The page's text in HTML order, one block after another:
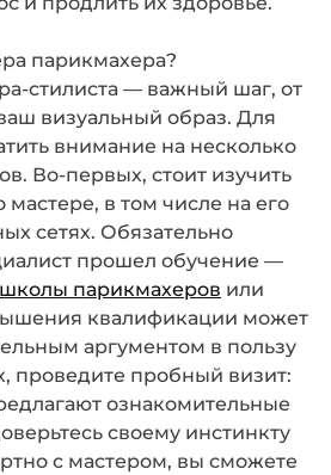
парикмахера?
стилиста — важный шаг, от
визуальный образ. Для
внимание на несколько
Во-первых, стоит изучить
в том числе на его
сетях. Обязательно
прошел обучение —
школы парикмахеров или
квалификации может
аргументом в пользу
проведите пробный визит:
ознакомительные
своему инстинкту
с мастером, вы сможете